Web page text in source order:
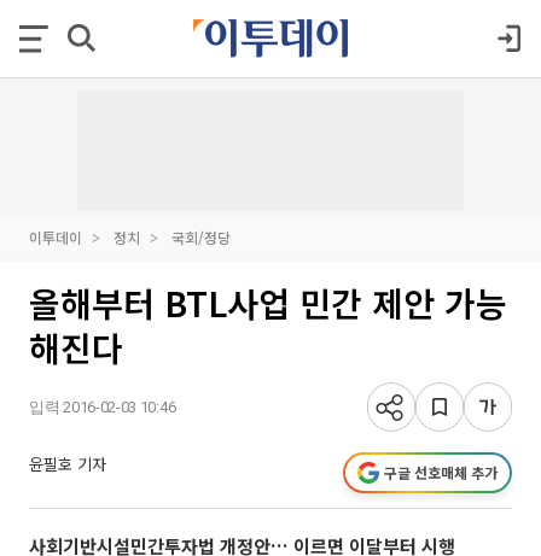
이투데이 정치 국회/정당
올해부터 BTL사업 민간 제안 가능
해진다
입력 2016-02-03 10:46
윤필호 기자 구글 선호매체 추가
사회기반시설민간투자법 개정안… 이르면 이달부터 시행